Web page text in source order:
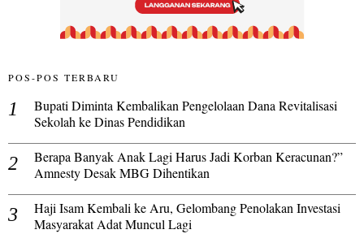
POS-POS TERBARU
Bupati Diminta Kembalikan Pengelolaan Dana Revitalisasi
Sekolah ke Dinas Pendidikan
Berapa Banyak Anak Lagi Harus Jadi Korban Keracunan?”
Amnesty Desak MBG Dihentikan
Haji Isam Kembali ke Aru, Gelombang Penolakan Investasi
Masyarakat Adat Muncul Lagi